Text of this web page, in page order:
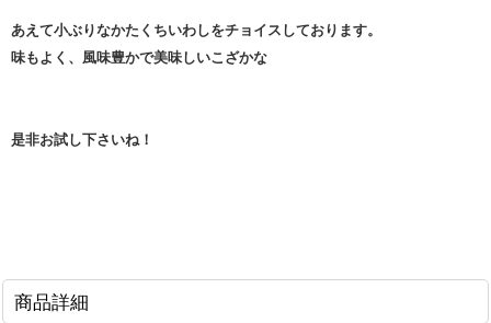
あえて小ぶりなかたくちいわしをチョイスしております。
味もよく、風味豊かで美味しいこざかな
是非お試し下さいね！
商品詳細